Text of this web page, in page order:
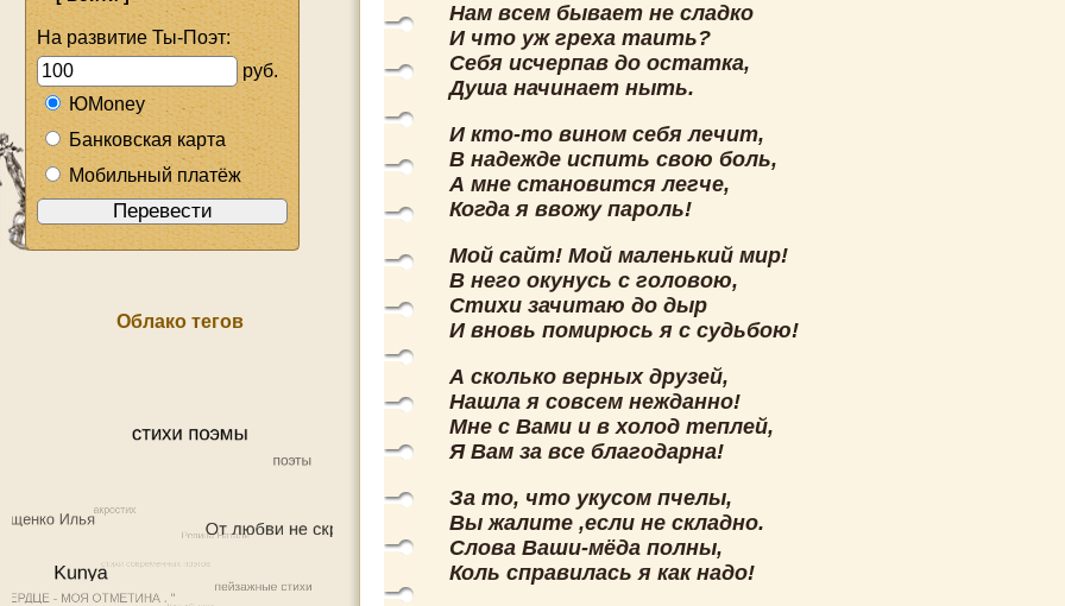
На развитие Ты-Поэт:
руб.
ЮMoney
Банковская карта
Мобильный платёж
Облако тегов
Нам всем бывает не сладко
И что уж греха таить?
Себя исчерпав до остатка,
Душа начинает ныть.
И кто-то вином себя лечит,
В надежде испить свою боль,
А мне становится легче,
Когда я ввожу пароль!
Мой сайт! Мой маленький мир!
В него окунусь с головою,
Стихи зачитаю до дыр
И вновь помирюсь я с судьбою!
А сколько верных друзей,
Нашла я совсем нежданно!
Мне с Вами и в холод теплей,
Я Вам за все благодарна!
За то, что укусом пчелы,
Вы жалите ,если не складно.
Слова Ваши-мёда полны,
Коль справилась я как надо!